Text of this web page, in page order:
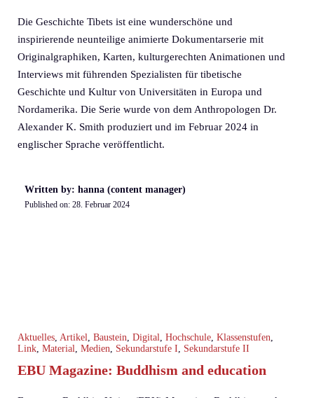
Die Geschichte Tibets ist eine wunderschöne und
inspirierende neunteilige animierte Dokumentarserie mit
Originalgraphiken, Karten, kulturgerechten Animationen und
Interviews mit führenden Spezialisten für tibetische
Geschichte und Kultur von Universitäten in Europa und
Nordamerika. Die Serie wurde von dem Anthropologen Dr.
Alexander K. Smith produziert und im Februar 2024 in
englischer Sprache veröffentlicht.
Written by: hanna (content manager)
Published on: 28. Februar 2024
Aktuelles Artikel Baustein Digital Hochschule Klassenstufen
Link Material Medien Sekundarstufe I Sekundarstufe II
EBU Magazine: Buddhism and education